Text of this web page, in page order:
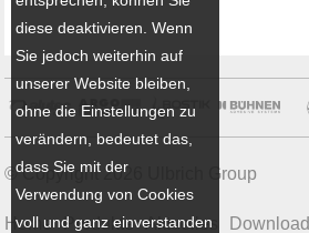
© Copyright 2026 Ulbrich Group
Home Produkte Aktuelles Download
diese deaktivieren. Wenn
Sie jedoch weiterhin auf
unserer Website bleiben,
ohne die Einstellungen zu
verändern, bedeutet das,
dass Sie mit der
Verwendung von Cookies
voll und ganz einverstanden